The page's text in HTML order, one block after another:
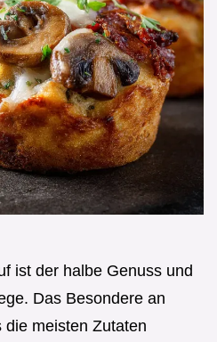
ist der halbe Genuss und
Das Besondere an
meisten Zutaten